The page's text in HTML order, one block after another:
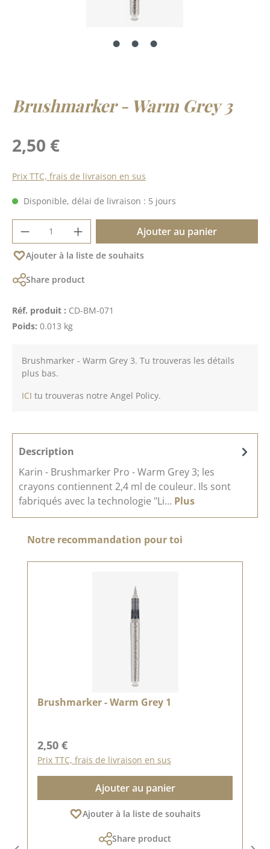
Brushmarker - Warm Grey 3
Prix régulier :
2,50 €
Prix TTC, frais de livraison en sus
Disponible, délai de livraison : 5 jours
Quantité de produit : Entrez la quantité
Ajouter au panier
Ajouter à la liste de souhaits
Share product
Réf. produit : CD-BM-071
Poids: 0.013 kg
Brushmarker - Warm Grey 3. Tu trouveras les détails
plus bas.
ICI tu trouveras notre Angel Policy.
Description
Karin - Brushmarker Pro - Warm Grey 3; les
crayons contiennent 2,4 ml de couleur. Ils sont
fabriqués avec la technologie "Li… Plus
Ignorer la galerie de produits
Notre recommandation pour toi
Brushmarker - Warm Grey 1
Prix régulier :
2,50 €
Prix TTC, frais de livraison en sus
Ajouter au panier
Ajouter à la liste de souhaits
Share product